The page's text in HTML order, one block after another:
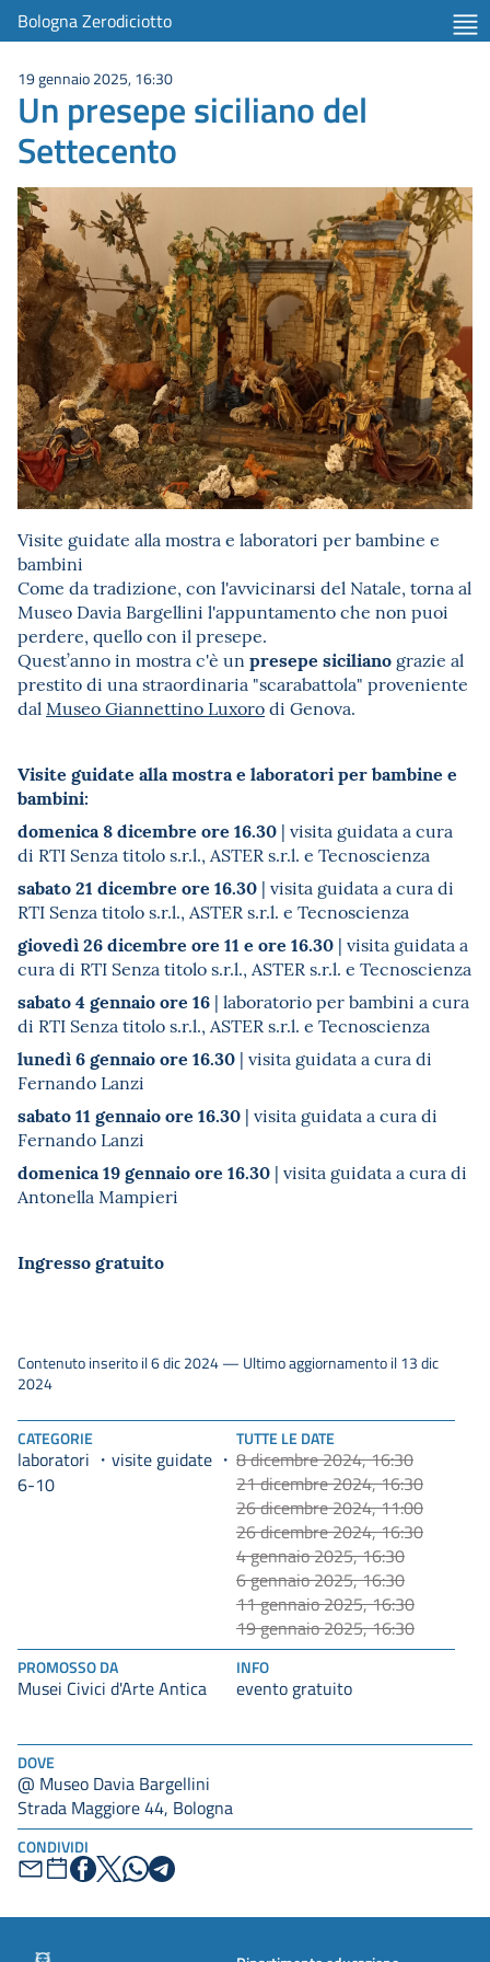
Bologna Zerodiciotto
DOVE
@ Museo Davia Bargellini
Strada Maggiore 44, Bologna
CONDIVIDI
19 gennaio 2025, 16:30
Un presepe siciliano del
Settecento
Visite guidate alla mostra e laboratori per bambine e
bambini
Come da tradizione, con l'avvicinarsi del Natale, torna al
Museo Davia Bargellini l'appuntamento che non puoi
perdere, quello con il presepe.
Quest’anno in mostra c'è un presepe siciliano grazie al
prestito di una straordinaria "scarabattola" proveniente
dal Museo Giannettino Luxorodi Genova.
Visite guidate alla mostra e laboratori per bambine e
bambini:
domenica 8 dicembre ore 16.30 | visita guidata a cura
di RTI Senza titolo s.r.l., ASTER s.r.l. e Tecnoscienza
sabato 21 dicembre ore 16.30 | visita guidata a cura di
RTI Senza titolo s.r.l., ASTER s.r.l. e Tecnoscienza
giovedì 26 dicembre ore 11 e ore 16.30 | visita guidata a
cura di RTI Senza titolo s.r.l., ASTER s.r.l. e Tecnoscienza
sabato 4 gennaio ore 16 | laboratorio per bambini a cura
di RTI Senza titolo s.r.l., ASTER s.r.l. e Tecnoscienza
lunedì 6 gennaio ore 16.30 | visita guidata a cura di
Fernando Lanzi
sabato 11 gennaio ore 16.30 | visita guidata a cura di
Fernando Lanzi
domenica 19 gennaio ore 16.30 | visita guidata a cura di
Antonella Mampieri
Ingresso gratuito
CATEGORIE
laboratori
visite guidate
6-10
TUTTE LE DATE
8 dicembre 2024, 16:30
21 dicembre 2024, 16:30
26 dicembre 2024, 11:00
26 dicembre 2024, 16:30
4 gennaio 2025, 16:30
6 gennaio 2025, 16:30
11 gennaio 2025, 16:30
19 gennaio 2025, 16:30
PROMOSSO DA
Musei Civici d'Arte Antica
INFO
evento gratuito
Contenuto inserito il 6 dic 2024 — Ultimo aggiornamento il 13 dic
2024